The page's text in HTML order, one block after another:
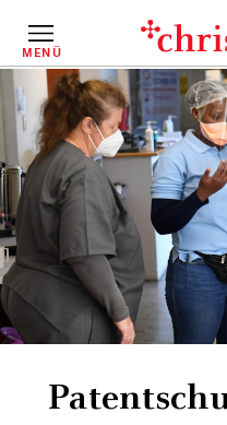
InhaltMENÜ